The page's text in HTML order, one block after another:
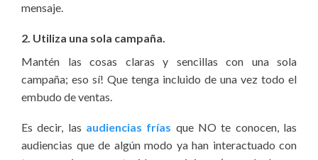
mensaje.
2. Utiliza una sola campaña.
Mantén las cosas claras y sencillas con una sola
campaña; eso sí! Que tenga incluido de una vez todo el
embudo de ventas.
Es decir, las audiencias frías que NO te conocen, las
audiencias que de algún modo ya han interactuado con